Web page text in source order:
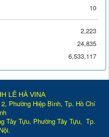
10
2,223
24,835
6,533,117
LÊ HÀ VINA
Phường Hiệp Bình, Tp. Hồ Chí
Tây Tựu, Phường Tây Tựu, Tp.